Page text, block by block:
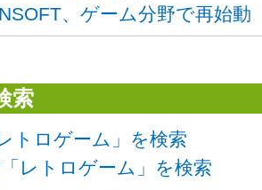
、ゲーム分野で再始動
索
トロゲーム」を検索
レトロゲーム」を検索